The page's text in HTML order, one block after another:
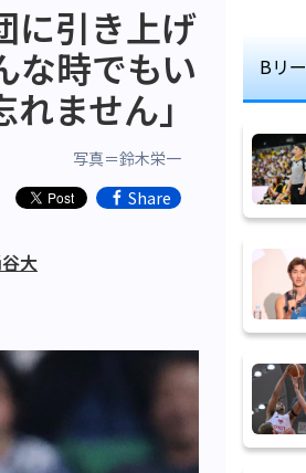
に引き上げ
な時でもい
ません」
写真＝鈴木栄一
Share
大
Bリ